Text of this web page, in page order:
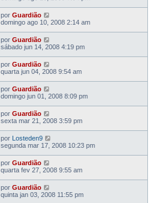
por Guardião
domingo ago 10, 2008 2:14 am
por Guardião
sábado jun 14, 2008 4:19 pm
por Guardião
quarta jun 04, 2008 9:54 am
por Guardião
domingo jun 01, 2008 8:09 pm
por Guardião
sexta mar 21, 2008 3:59 pm
por Losteden9
segunda mar 17, 2008 10:23 pm
por Guardião
quarta fev 27, 2008 9:55 am
por Guardião
quinta jan 03, 2008 11:55 pm